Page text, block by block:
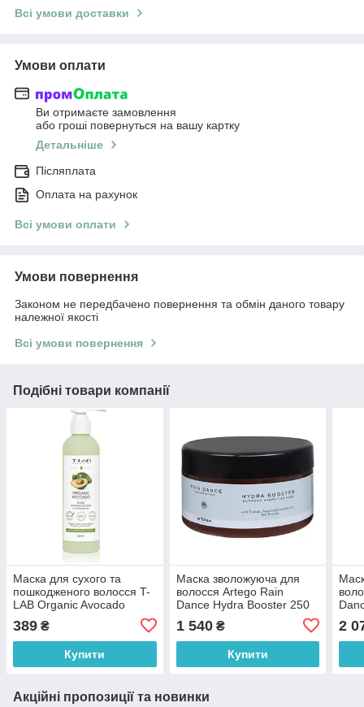
Всі умови доставки
Умови оплати
Ви отримаєте замовлення
або гроші повернуться на вашу картку
Детальніше
Післяплата
Оплата на рахунок
Всі умови оплати
Умови повернення
Законом не передбачено повернення та обмін даного товару
належної якості
Всі умови повернення
Подібні товари компанії
Маска для сухого та
пошкодженого волосся T-
LAB Organic Avocado
Intense Repair Mask 250
мл
389 ₴
Купити
Маска зволожуюча для
волосся Artego Rain
Dance Hydra Booster 250
1 540₴
Купити
2
Акційні пропозиції та новинки